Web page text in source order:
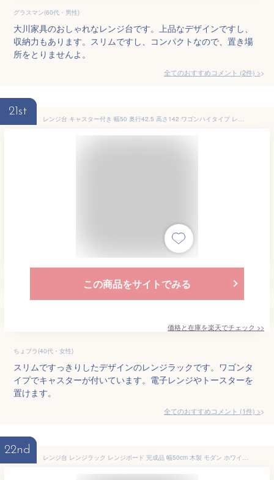
グラスマン(60代・男性)
大川家具のおしゃれなレンジ台です。上品なデザインですし、
収納力もあります。スリムですし、コンパクトなので、置き場
所をとりませんよ。
全てのおすすめコメント (2件) >
21st
レンジ台 キャスター付き 幅50 奥行42.5 高さ142 ワゴンハイタイプ レンジラック 大容量 スリム キッチンラック キッチン収納 レンジボード レンジ収納 キッチン家電 収納 ラック 家電収納 一人暮らし 家電ラック 電子レンジ トースター 炊飯器
この商品をサイトでみる
価格と在庫を楽天でチェック >>
ちょプラ(40代・女性)
スリムですっきりしたデザインのレンジラックです。ワゴンタ
イプでキャスターが付いています。電子レンジやトースターを
置けます。
全てのおすすめコメント (1件) >
22nd
レンジ台 レンジラック レンジボード 完成品 幅50cm 木製 モダン ホワイト 白 レンジ収納 キッチン収納家具 家電収納 スリム 大型 ダイニングボード キッチンボード キッチンラック 家電ボード